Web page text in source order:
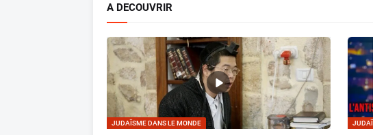
A DECOUVRIR
JUDAÏSME DANS LE MONDE